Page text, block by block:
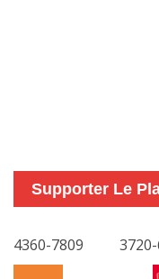
Supporter Le
4360-7809